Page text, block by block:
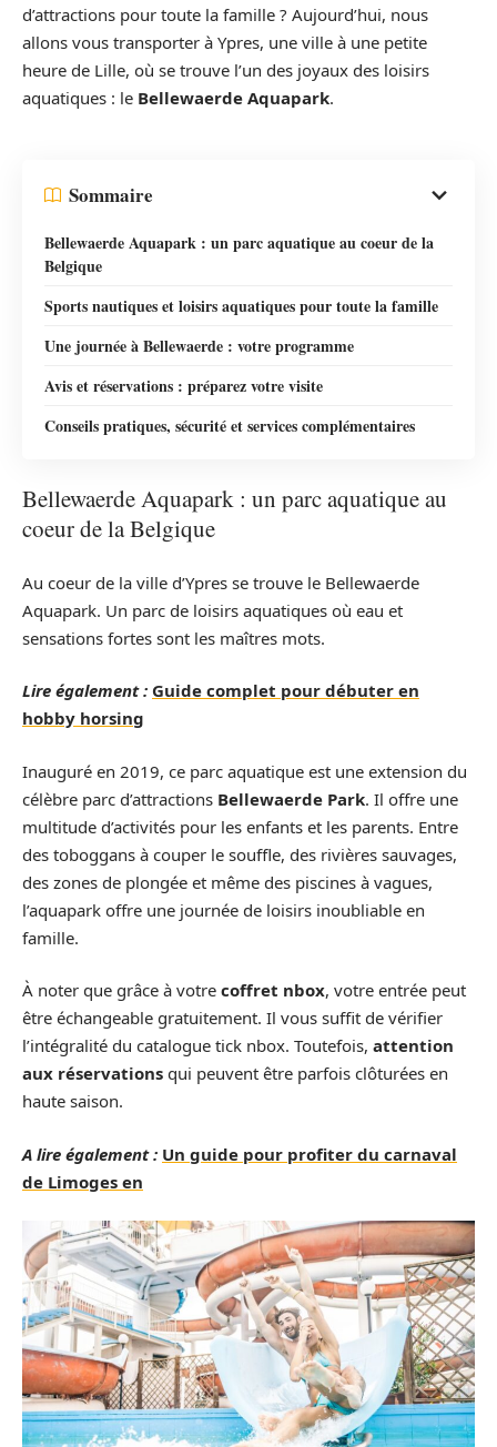
d’attractions pour toute la famille ? Aujourd’hui, nous
allons vous transporter à Ypres, une ville à une petite
heure de Lille, où se trouve l’un des joyaux des loisirs
aquatiques : le Bellewaerde Aquapark.
Sommaire
Bellewaerde Aquapark : un parc aquatique au coeur de la
Belgique
Sports nautiques et loisirs aquatiques pour toute la famille
Une journée à Bellewaerde : votre programme
Avis et réservations : préparez votre visite
Conseils pratiques, sécurité et services complémentaires
Bellewaerde Aquapark : un parc aquatique au
coeur de la Belgique
Au coeur de la ville d’Ypres se trouve le Bellewaerde
Aquapark. Un parc de loisirs aquatiques où eau et
sensations fortes sont les maîtres mots.
Lire également : Guide complet pour débuter en
hobby horsing
Inauguré en 2019, ce parc aquatique est une extension du
célèbre parc d’attractions Bellewaerde Park. Il offre une
multitude d’activités pour les enfants et les parents. Entre
des toboggans à couper le souffle, des rivières sauvages,
des zones de plongée et même des piscines à vagues,
l’aquapark offre une journée de loisirs inoubliable en
famille.
À noter que grâce à votre coffret nbox, votre entrée peut
être échangeable gratuitement. Il vous suffit de vérifier
l’intégralité du catalogue tick nbox. Toutefois, attention
aux réservations qui peuvent être parfois clôturées en
haute saison.
A lire également : Un guide pour profiter du carnaval
de Limoges en